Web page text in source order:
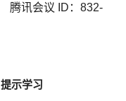
腾讯会议 ID：832-
提示学习